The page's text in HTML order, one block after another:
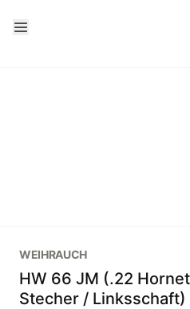
WEIHRAUCH
HW 66 JM (.22
Stecher / Linksschaft)